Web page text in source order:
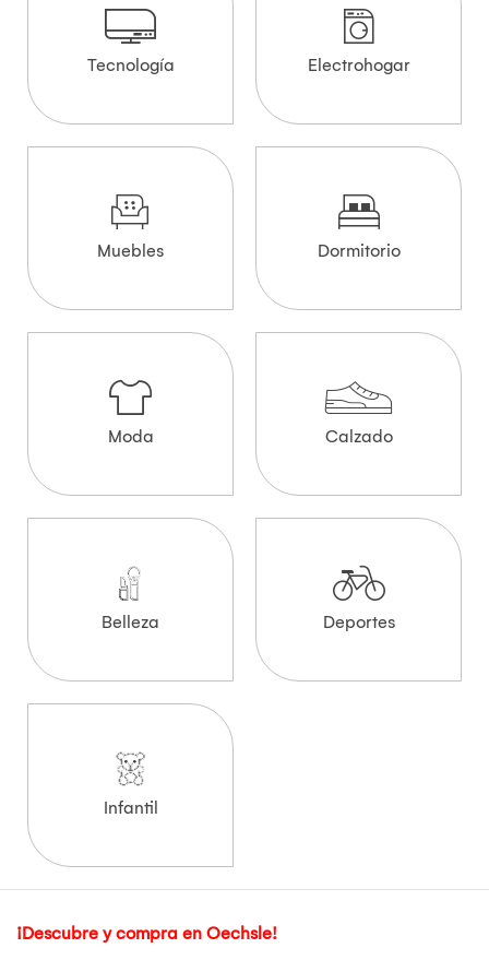
Tecnología Electrohogar
Muebles Dormitorio
Moda Calzado
Belleza Deportes
Infantil
¡Descubre y compra en Oechsle!